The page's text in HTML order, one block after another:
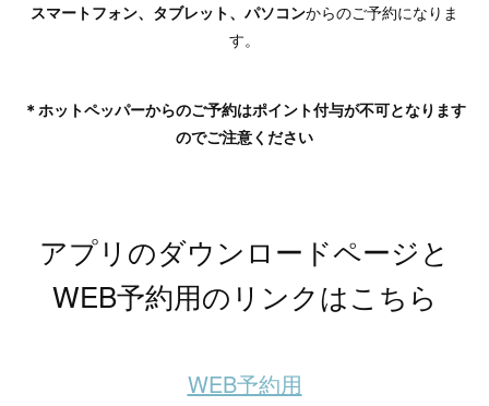
スマートフォン、タブレット、パソコンからのご予約になりま
す。
＊ホットペッパーからのご予約はポイント付与が不可となります
のでご注意ください
アプリのダウンロードページと
WEB予約用のリンクはこちら
WEB予約用